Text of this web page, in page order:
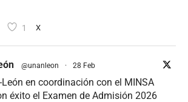
1 X
@unanleon · 28 Feb
León en coordinación con el MINSA
éxito el Examen de Admisión 2026